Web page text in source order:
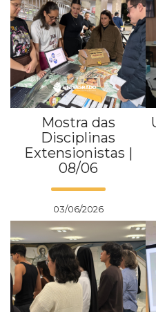
Mostra das
Disciplinas
Extensionistas |
08/06
03/06/2026